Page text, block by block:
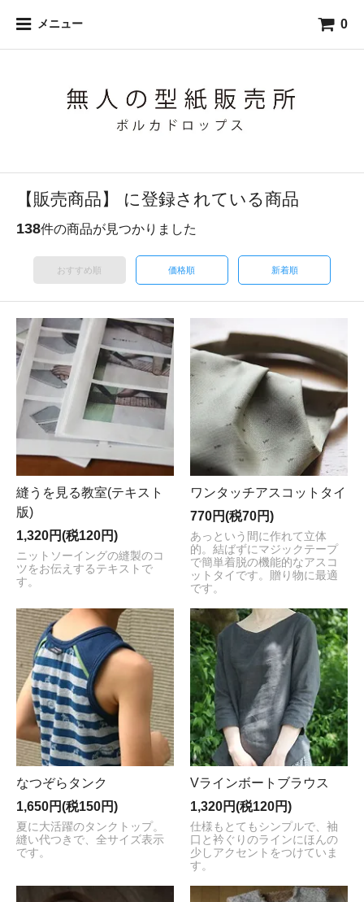
メニュー 0
【販売商品】 に登録されている商品
138件の商品が見つかりました
おすすめ順 価格順 新着順
縫うを見る教室(テキスト
版)
1,320円(税120円)
ニットソーイングの縫製のコ
ツをお伝えするテキストで
す。
ワンタッチアスコットタイ
770円(税70円)
あっという間に作れて立体
的。結ばずにマジックテープ
で簡単着脱の機能的なアスコ
ットタイです。贈り物に最適
です。
なつぞらタンク
1,650円(税150円)
夏に大活躍のタンクトップ。
縫い代つきで、全サイズ表示
です。
Vラインボートブラウス
1,320円(税120円)
仕様もとてもシンプルで、袖
口と衿ぐりのラインにほんの
少しアクセントをつけていま
す。